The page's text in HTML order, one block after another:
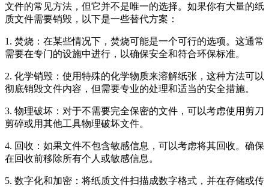
文件的常见方法，但它并不是唯一的选择。如果你有大量的纸
质文件需要销毁，以下是一些替代方案：
1. 焚烧：在某些情况下，焚烧可能是一个可行的选项。这通常
需要在专门的设施中进行，以确保安全和符合环保标准。
2. 化学销毁：使用特殊的化学物质来溶解纸张，这种方法可以
彻底销毁文件内容，但需要专业的处理和适当的安全措施。
3. 物理破坏：对于不需要完全保密的文件，可以考虑使用剪刀
剪碎或用其他工具物理破坏文件。
4. 回收：如果文件不包含敏感信息，可以考虑将其回收。确保
在回收前移除所有个人或敏感信息。
5. 数字化和加密：将纸质文件扫描成数字格式，并在存储或传